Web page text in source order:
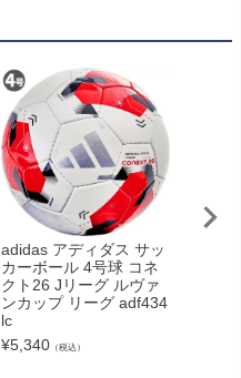
adidas アディダス サッ
カーボール 4号球 コネ
クト26 Jリーグ ルヴァ
ンカップ リーグ adf434
lc
¥5,340 （税込）